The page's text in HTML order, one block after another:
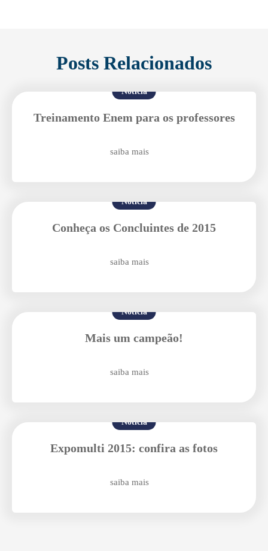
Posts Relacionados
Notícia
Treinamento Enem para os professores
saiba mais
Notícia
Conheça os Concluintes de 2015
saiba mais
Notícia
Mais um campeão!
saiba mais
Notícia
Expomulti 2015: confira as fotos
saiba mais
Agende uma visita
Enviei um E-mail